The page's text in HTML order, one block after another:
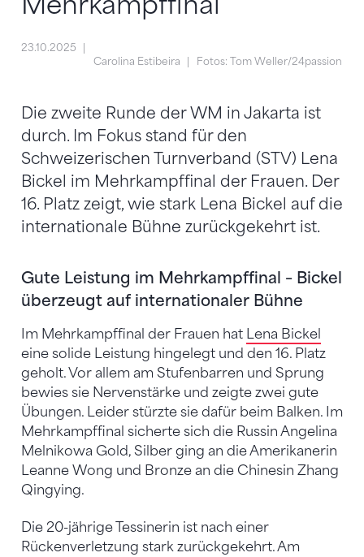
23.10.2025
Carolina Estibeira
Fotos: Tom Weller/24passion
Die zweite Runde der WM in Jakarta ist
durch. Im Fokus stand für den
Schweizerischen Turnverband (STV) Lena
Bickel im Mehrkampffinal der Frauen. Der
16. Platz zeigt, wie stark Lena Bickel auf die
internationale Bühne zurückgekehrt ist.
Gute Leistung im Mehrkampffinal – Bickel
überzeugt auf internationaler Bühne
Im Mehrkampffinal der Frauen hat
Lena Bickel
eine solide Leistung hingelegt und den 16. Platz
geholt. Vor allem am Stufenbarren und Sprung
bewies sie Nervenstärke und zeigte zwei gute
Übungen. Leider stürzte sie dafür beim Balken. Im
Mehrkampffinal sicherte sich die Russin Angelina
Melnikowa Gold, Silber ging an die Amerikanerin
Leanne Wong und Bronze an die Chinesin Zhang
Qingying.
Die 20-jährige Tessinerin ist nach einer
Rückenverletzung stark zurückgekehrt. Am